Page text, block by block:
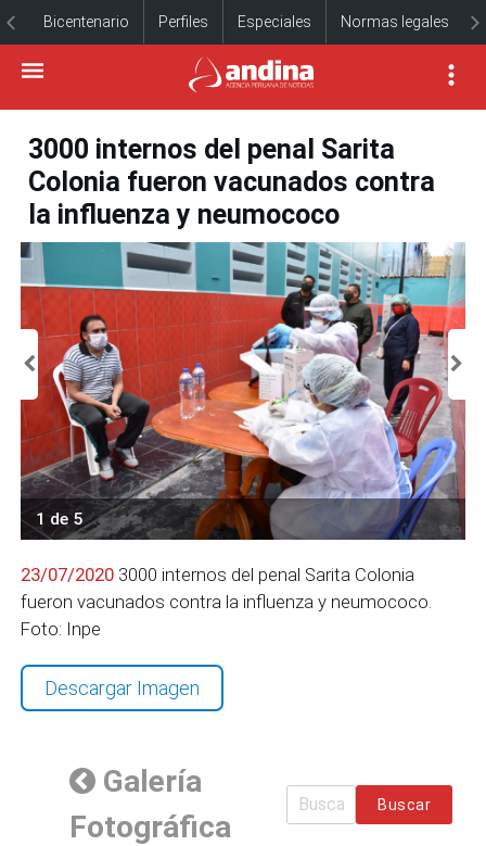
Bicentenario Perfiles Especiales Normas legales
3000 internos del penal Sarita
Colonia fueron vacunados contra
la influenza y neumococo
1 de 5
23/07/2020 3000 internos del penal Sarita Colonia
fueron vacunados contra la influenza y neumococo.
Foto: Inpe
Descargar Imagen
Galería
Fotográfica
Buscar